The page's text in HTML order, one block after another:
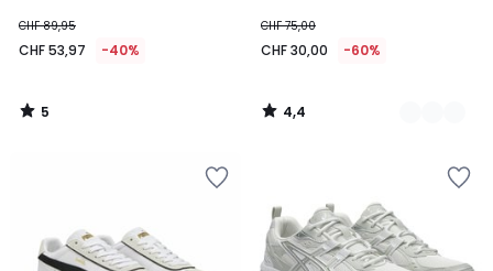
CHF 89,95
CHF 53,97 -40%
5
/
CHF 75,00
CHF 30,00 -60%
4,4
/